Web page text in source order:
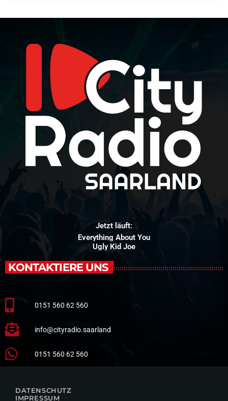
Jetzt läuft:
Everything About You
Ugly Kid Joe
KONTAKTIERE UNS
0151 560 62 560
info@cityradio.saarland
0151 560 62 560
DATENSCHUTZ
IMPRESSUM